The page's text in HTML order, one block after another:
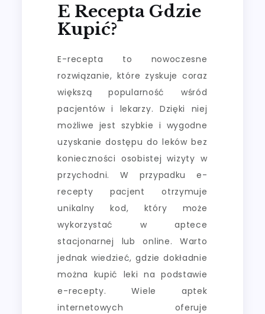
E Recepta Gdzie
Kupić?
E-recepta to nowoczesne
rozwiązanie, które zyskuje coraz
większą popularność wśród
pacjentów i lekarzy. Dzięki niej
możliwe jest szybkie i wygodne
uzyskanie dostępu do leków bez
konieczności osobistej wizyty w
przychodni. W przypadku e-
recepty pacjent otrzymuje
unikalny kod, który może
wykorzystać w aptece
stacjonarnej lub online. Warto
jednak wiedzieć, gdzie dokładnie
można kupić leki na podstawie
e-recepty. Wiele aptek
internetowych oferuje